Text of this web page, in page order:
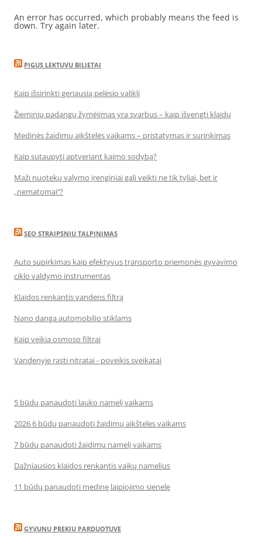
An error has occurred, which probably means the feed is
down. Try again later.
PIGUS LEKTUVU BILIETAI
Kaip išsirinkti geriausią pelėsio valiklį
Žieminių padangų žymėjimas yra svarbus – kaip išvengti klaidų
Medinės žaidimų aikštelės vaikams – pristatymas ir surinkimas
Kaip sutaupyti aptveriant kaimo sodybą?
Maži nuotekų valymo įrenginiai gali veikti ne tik tyliai, bet ir
„nematomai‘‘?
SEO STRAIPSNIU TALPINIMAS
Auto supirkimas kaip efektyvus transporto priemonės gyvavimo
ciklo valdymo instrumentas
Klaidos renkantis vandens filtrą
Nano danga automobilio stiklams
Kaip veikia osmoso filtrai
Vandenyje rasti nitratai - poveikis sveikatai
5 būdų panaudoti lauko namelį vaikams
2026 6 būdų panaudoti žaidimų aikšteles vaikams
7 būdų panaudoti žaidimų namelį vaikams
Dažniausios klaidos renkantis vaikų namelius
11 būdų panaudoti medinę laipiojimo sienelę
GYVUNU PREKIU PARDUOTUVE